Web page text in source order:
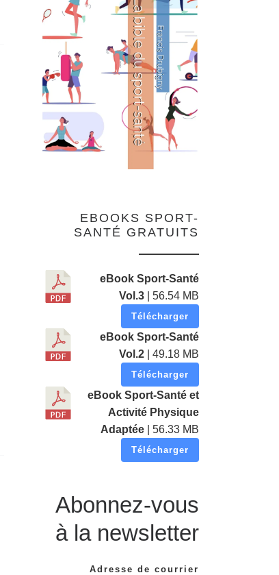
EBOOKS SPORT-
SANTÉ GRATUITS
eBook Sport-Santé
Vol.3 | 56.54 MB
Télécharger
eBook Sport-Santé
Vol.2 | 49.18 MB
Télécharger
eBook Sport-Santé et
Activité Physique
Adaptée | 56.33 MB
Télécharger
Abonnez-vous
à la newsletter
Adresse de courrier